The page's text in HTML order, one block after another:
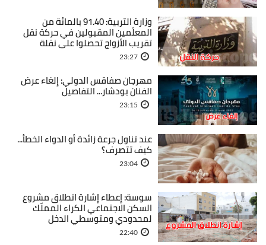
وزارة التربية: 91.40 بالمائة من
المعلّمين المقبولين في حركة نقل
تقريب الأزواج تحصلوا على نقلة
23:27
مهرجان صفاقس الدولي: إلغاء عرض
الفنان بودشار... التفاصيل
23:15
عند تناول جرعة زائدة أو الدواء الخطأ...
كيف تتصرف؟
23:04
سوسة: إعطاء إشارة انطلاق مشروع
السكن الاجتماعي الكراء المملّك
لمحدودي ومتوسطي الدخل
22:40